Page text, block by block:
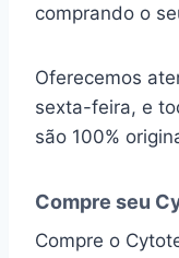
comprando o
Oferecemos
sexta-feira, e
são 100%
Compre seu
Compre o